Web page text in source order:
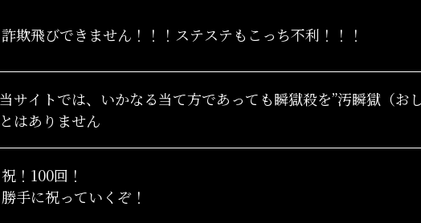
詐欺飛びできません！！！ステステもこっち不利！！！
当サイトでは、いかなる当て方であっても瞬獄殺を”汚瞬獄（お
とはありません
祝！100回！
勝手に祝っていくぞ！